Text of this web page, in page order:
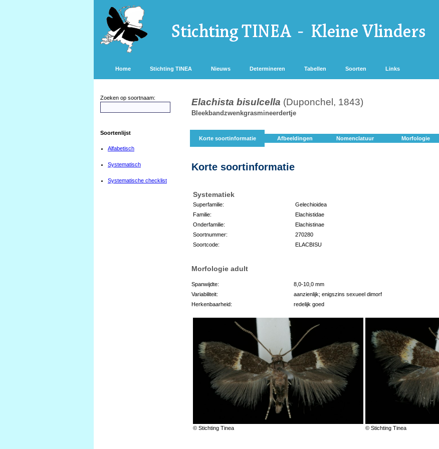
Home Stichting TINEA Nieuws Determineren Tabellen Soorten Links
Zoeken op soortnaam:
Soortenlijst
Alfabetisch
Systematisch
Systematische checklist
Elachista bisulcella (Duponchel, 1843)
Bleekbandzwenkgrasmineerdertje
Korte soortinformatie Afbeeldingen Nomenclatuur Morfologie
Korte soortinformatie
Systematiek
Superfamilie:
Gelechioidea
Familie:
Elachistidae
Onderfamilie:
Elachistinae
Soortnummer:
270280
Soortcode:
ELACBISU
Morfologie adult
Spanwijdte:
8,0-10,0 mm
Variabiliteit:
aanzienlijk; enigszins sexueel dimorf
Herkenbaarheid:
redelijk goed
© Stichting Tinea © Stichting Tinea